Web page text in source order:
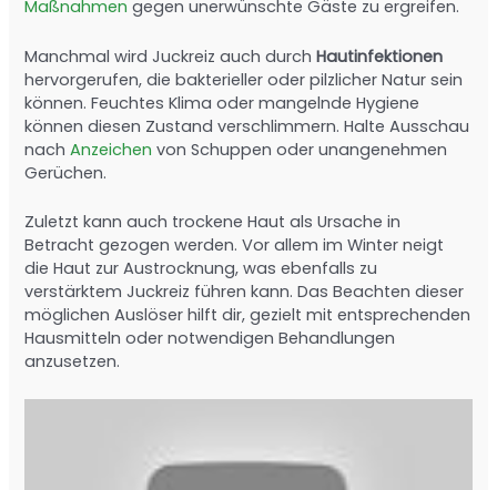
Maßnahmen gegen unerwünschte Gäste zu ergreifen.
Manchmal wird Juckreiz auch durchHautinfektionen
hervorgerufen, die bakterieller oder pilzlicher Natur sein
können. Feuchtes Klima oder mangelnde Hygiene
können diesen Zustand verschlimmern. Halte Ausschau
nachAnzeichen von Schuppen oder unangenehmen
Gerüchen.
Zuletzt kann auch trockene Haut als Ursache in
Betracht gezogen werden. Vor allem im Winter neigt
die Haut zur Austrocknung, was ebenfalls zu
verstärktem Juckreiz führen kann. Das Beachten dieser
möglichen Auslöser hilft dir, gezielt mit entsprechenden
Hausmitteln oder notwendigen Behandlungen
anzusetzen.